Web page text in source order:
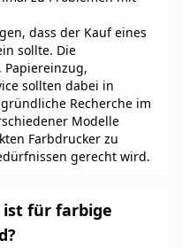
dass der Kauf eines
sollte. Die
sollten dabei in
Recherche im
Modelle
Farbdrucker zu
gerecht wird.
ist für farbige